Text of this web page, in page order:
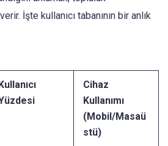
İşte kullanıcı tabanının bir anlık
Kullanıcı
Cihaz
Kullanımı
(Mobil/Masaü
stü)